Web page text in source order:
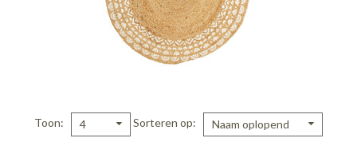
Toon 4 Sorteren op Naam oplopend